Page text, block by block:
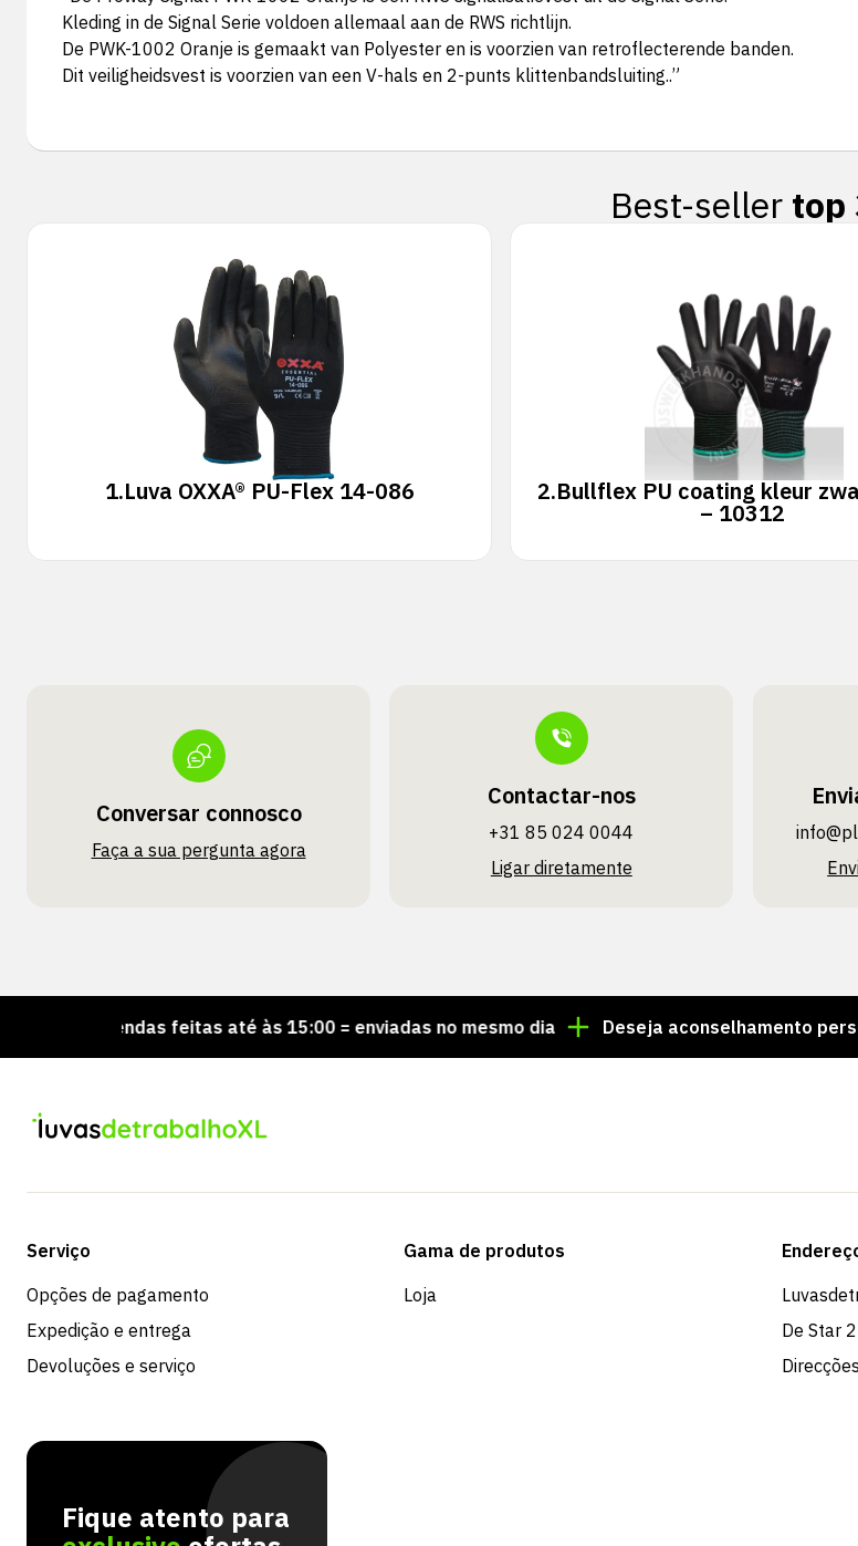
Kleding in de Signal Serie voldoen allemaal aan de RWS richtlijn.
De PWK-1002 Oranje is gemaakt van Polyester en is voorzien van retroflecterende banden.
Dit veiligheidsvest is voorzien van een V-hals en 2-punts klittenbandsluiting..”
Best-seller top
1.Luva OXXA® PU-Flex 14-086 2.Bullflex PU coating kleur
– 10312
Conversar connosco
Faça a sua pergunta agora
Contactar-nos
+31 85 024 0044
Ligar diretamente
feitas até às 15:00 = enviadas no mesmo dia Deseja aconselhamento
Serviço
Opções de pagamento
Expedição e entrega
Devoluções e serviço
Gama de produtos
Loja
De Star
Direcções
Fique atento para